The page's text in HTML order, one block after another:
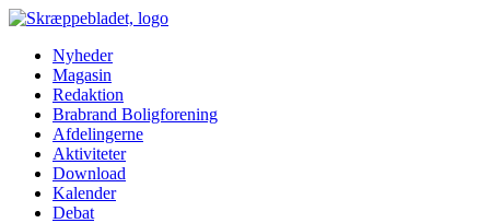
Nyheder
Magasin
Redaktion
Brabrand Boligforening
Afdelingerne
Aktiviteter
Download
Kalender
Debat